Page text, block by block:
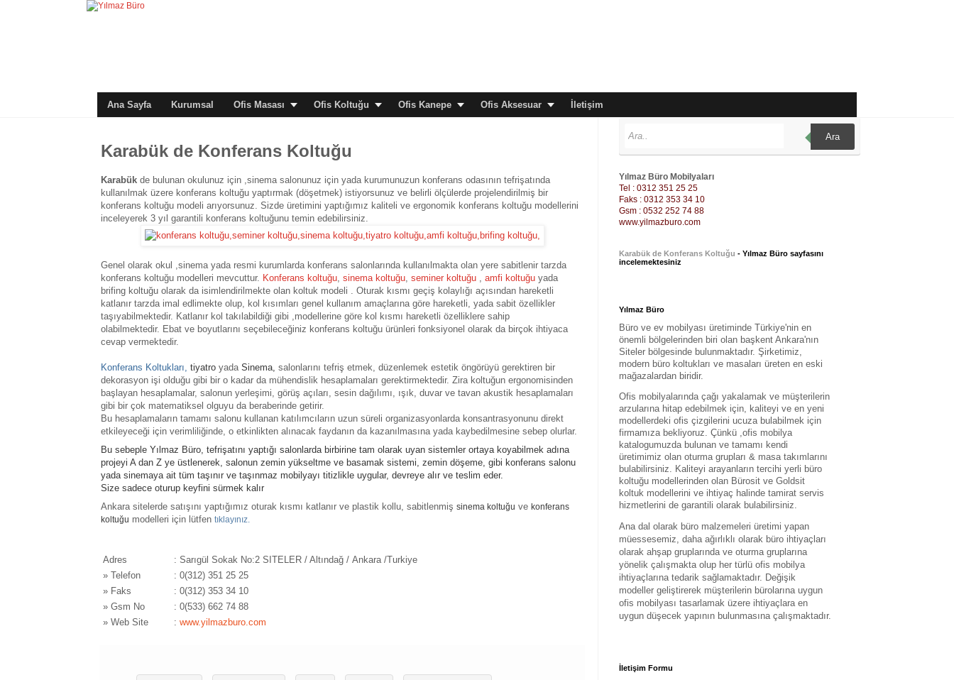
Ana Sayfa Kurumsal Ofis Masası Ofis Koltuğu Ofis Kanepe Ofis Aksesuar İletişim
Karabük de Konferans Koltuğu
Karabük de bulunan okulunuz için ,sinema salonunuz için yada kurumunuzun konferans odasının tefrişatında
kullanılmak üzere konferans koltuğu yaptırmak (döşetmek) istiyorsunuz ve belirli ölçülerde projelendirilmiş bir
konferans koltuğu modeli arıyorsunuz. Sizde üretimini yaptığımız kaliteli ve ergonomik konferans koltuğu modellerini
inceleyerek 3 yıl garantili konferans koltuğunu temin edebilirsiniz.
Genel olarak okul ,sinema yada resmi kurumlarda konferans salonlarında kullanılmakta olan yere sabitlenir tarzda
konferans koltuğu modelleri mevcuttur. Konferans koltuğu, sinema koltuğu, seminer koltuğu , amfi koltuğu yada
brifing koltuğu olarak da isimlendirilmekte olan koltuk modeli . Oturak kısmı geçiş kolaylığı açısından hareketli
katlanır tarzda imal edlimekte olup, kol kısımları genel kullanım amaçlarına göre hareketli, yada sabit özellikler
taşıyabilmektedir. Katlanır kol takılabildiği gibi ,modellerine göre kol kısmı hareketli özelliklere sahip
olabilmektedir. Ebat ve boyutlarını seçebileceğiniz konferans koltuğu ürünleri fonksiyonel olarak da birçok ihtiyaca
cevap vermektedir.
Konferans Koltukları, tiyatro yada Sinema, salonlarını tefriş etmek, düzenlemek estetik öngörüyü gerektiren bir
dekorasyon işi olduğu gibi bir o kadar da mühendislik hesaplamaları gerektirmektedir. Zira koltuğun ergonomisinden
başlayan hesaplamalar, salonun yerleşimi, görüş açıları, sesin dağılımı, ışık, duvar ve tavan akustik hesaplamaları
gibi bir çok matematiksel olguyu da beraberinde getirir.
Bu hesaplamaların tamamı salonu kullanan katılımcıların uzun süreli organizasyonlarda konsantrasyonunu direkt
etkileyeceği için verimliliğinde, o etkinlikten alınacak faydanın da kazanılmasına yada kaybedilmesine sebep olurlar.
Bu sebeple Yılmaz Büro, tefrişatını yaptığı salonlarda birbirine tam olarak uyan sistemler ortaya koyabilmek adına
projeyi A dan Z ye üstlenerek, salonun zemin yükseltme ve basamak sistemi, zemin döşeme, gibi konferans salonu
yada sinemaya ait tüm taşınır ve taşınmaz mobilyayı titizlikle uygular, devreye alır ve teslim eder.
Size sadece oturup keyfini sürmek kalır
Ankara sitelerde satışını yaptığımız oturak kısmı katlanır ve plastik kollu, sabitlenmiş sinema koltuğu ve konferans
koltuğu modelleri için lütfen tıklayınız.
Adres
: Sarıgül Sokak No:2 SITELER / Altındağ / Ankara /Turkiye
» Telefon
: 0(312) 351 25 25
» Faks
: 0(312) 353 34 10
» Gsm No
: 0(533) 662 74 88
» Web Site : www.yilmazburo.com
Ara
Yılmaz Büro Mobilyaları
Tel : 0312 351 25 25
Faks : 0312 353 34 10
Gsm : 0532 252 74 88
www.yilmazburo.com
Karabük de Konferans Koltuğu - Yılmaz Büro sayfasını
incelemektesiniz
Yılmaz Büro
Büro ve ev mobilyası üretiminde Türkiye'nin en
önemli bölgelerinden biri olan başkent Ankara'nın
Siteler bölgesinde bulunmaktadır. Şirketimiz,
modern büro koltukları ve masaları üreten en eski
mağazalardan biridir.
Ofis mobilyalarında çağı yakalamak ve müşterilerin
arzularına hitap edebilmek için, kaliteyi ve en yeni
modellerdeki ofis çizgilerini ucuza bulabilmek için
firmamıza bekliyoruz. Çünkü ,ofis mobilya
katalogumuzda bulunan ve tamamı kendi
üretimimiz olan oturma grupları & masa takımlarını
bulabilirsiniz. Kaliteyi arayanların tercihi yerli büro
koltuğu modellerinden olan Bürosit ve Goldsit
koltuk modellerini ve ihtiyaç halinde tamirat servis
hizmetlerini de garantili olarak bulabilirsiniz.
Ana dal olarak büro malzemeleri üretimi yapan
müessesemiz, daha ağırlıklı olarak büro ihtiyaçları
olarak ahşap gruplarında ve oturma gruplarına
yönelik çalışmakta olup her türlü ofis mobilya
ihtiyaçlarına tedarik sağlamaktadır. Değişik
modeller geliştirerek müşterilerin bürolarına uygun
ofis mobilyası tasarlamak üzere ihtiyaçlara en
uygun düşecek yapının bulunmasına çalışmaktadır.
İletişim Formu